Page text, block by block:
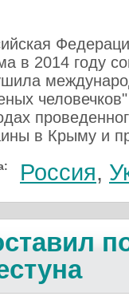
в 2014 году
в Крыму и
Россия,